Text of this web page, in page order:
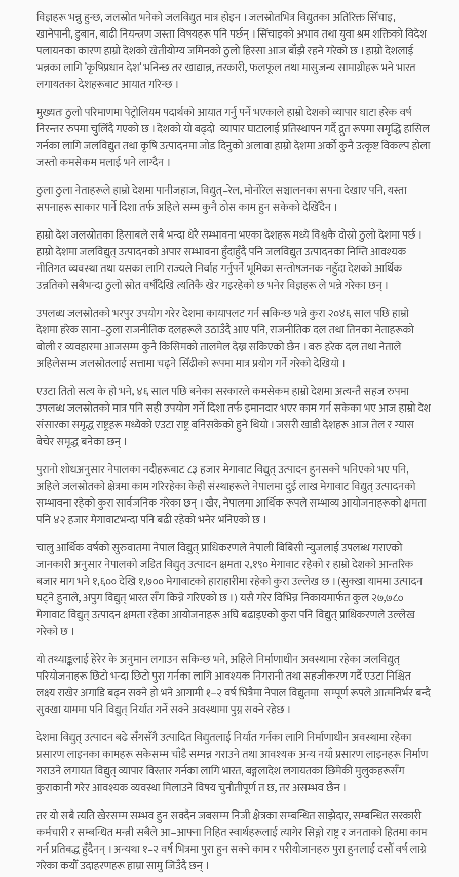
विज्ञहरू भन्नु हुन्छ, जलस्रोत भनेको जलविद्युत मात्र होइन । जलस्रोतभित्र विद्युतका अतिरिक्त सिँचाइ,
खानेपानी, डुबान, बाढी नियन्त्रण जस्ता विषयहरू पनि पर्छन् । सिँचाइको अभाव तथा युवा श्रम शक्तिको विदेश
पलायनका कारण हाम्रो देशको खेतीयोग्य जमिनको ठुलो हिस्सा आज बाँझै रहने गरेको छ । हाम्रो देशलाई
भन्नका लागि ’कृषिप्रधान देश’ भनिन्छ तर खाद्यान्न, तरकारी, फलफूल तथा मासुजन्य सामाग्रीहरू भने भारत
लगायतका देशहरूबाट आयात गरिन्छ ।
मुख्यतः ठुलो परिमाणमा पेट्रोलियम पदार्थको आयात गर्नु पर्ने भएकाले हाम्रो देशको व्यापार घाटा हरेक वर्ष
निरन्तर रुपमा चुलिँदै गएको छ । देशको यो बढ्दो व्यापार घाटालाई प्रतिस्थापन गर्दै द्रुत रूपमा समृद्धि हासिल
गर्नका लागि जलविद्युत तथा कृषि उत्पादनमा जोड दिनुको अलावा हाम्रो देशमा अर्को कुनै उत्कृष्ट विकल्प होला
जस्तो कमसेकम मलाई भने लाग्दैन ।
ठुला ठुला नेताहरूले हाम्रो देशमा पानीजहाज, विद्युत्–रेल, मोनोरेल सञ्चालनका सपना देखाए पनि, यस्ता
सपनाहरू साकार पार्ने दिशा तर्फ अहिले सम्म कुनै ठोस काम हुन सकेको देखिँदैन ।
हाम्रो देश जलस्रोतका हिसाबले सबै भन्दा धेरै सम्भावना भएका देशहरू मध्ये विश्वकै दोस्रो ठुलो देशमा पर्छ ।
हाम्रो देशमा जलविद्युत् उत्पादनको अपार सम्भावना हुँदाहुँदै पनि जलविद्युत उत्पादनका निम्ति आवश्यक
नीतिगत व्यवस्था तथा यसका लागि राज्यले निर्वाह गर्नुपर्ने भूमिका सन्तोषजनक नहुँदा देशको आर्थिक
उन्नतिको सबैभन्दा ठुलो स्रोत वर्षौँदेखि त्यतिकै खेर गइरहेको छ भनेर विज्ञहरू ले भन्ने गरेका छन् ।
उपलब्ध जलस्रोतको भरपुर उपयोग गरेर देशमा कायापलट गर्न सकिन्छ भन्ने कुरा २०४६ साल पछि हाम्रो
देशमा हरेक साना–ठुला राजनीतिक दलहरूले उठाउँदै आए पनि, राजनीतिक दल तथा तिनका नेताहरूको
बोली र व्यवहारमा आजसम्म कुनै किसिमको तालमेल देख्न सकिएको छैन । बरु हरेक दल तथा नेताले
अहिलेसम्म जलस्रोतलाई सत्तामा चढ्ने सिँढीको रूपमा मात्र प्रयोग गर्ने गरेको देखियो ।
एउटा तितो सत्य के हो भने, ४६ साल पछि बनेका सरकारले कमसेकम हाम्रो देशमा अत्यन्तै सहज रुपमा
उपलब्ध जलस्रोतको मात्र पनि सही उपयोग गर्ने दिशा तर्फ इमानदार भएर काम गर्न सकेका भए आज हाम्रो देश
संसारका समृद्ध राष्ट्रहरू मध्येको एउटा राष्ट्र बनिसकेको हुने थियो । जसरी खाडी देशहरू आज तेल र ग्यास
बेचेर समृद्ध बनेका छन् ।
पुरानो शोधअनुसार नेपालका नदीहरूबाट ८३ हजार मेगावाट विद्युत् उत्पादन हुनसक्ने भनिएको भए पनि,
अहिले जलस्रोतको क्षेत्रमा काम गरिरहेका केही संस्थाहरूले नेपालमा दुई लाख मेगावाट विद्युत् उत्पादनको
सम्भावना रहेको कुरा सार्वजनिक गरेका छन् । खैर, नेपालमा आर्थिक रूपले सम्भाव्य आयोजनाहरूको क्षमता
पनि ४२ हजार मेगावाटभन्दा पनि बढी रहेको भनेर भनिएको छ ।
चालु आर्थिक वर्षको सुरुवातमा नेपाल विद्युत् प्राधिकरणले नेपाली बिबिसी न्युजलाई उपलब्ध गराएको
जानकारी अनुसार नेपालको जडित विद्युत् उत्पादन क्षमता २,१९० मेगावाट रहेको र हाम्रो देशको आन्तरिक
बजार माग भने १,६०० देखि १,७०० मेगावाटको हाराहारीमा रहेको कुरा उल्लेख छ । (सुक्खा याममा उत्पादन
घट्ने हुनाले, अपुग विद्युत् भारत सँग किन्ने गरिएको छ ।) यसै गरेर विभिन्न निकायमार्फत कुल २७,७८०
मेगावाट विद्युत् उत्पादन क्षमता रहेका आयोजनाहरू अघि बढाइएको कुरा पनि विद्युत् प्राधिकरणले उल्लेख
गरेको छ ।
यो तथ्याङ्कलाई हेरेर के अनुमान लगाउन सकिन्छ भने, अहिले निर्माणाधीन अवस्थामा रहेका जलविद्युत्
परियोजनाहरू छिटो भन्दा छिटो पुरा गर्नका लागि आवश्यक निगरानी तथा सहजीकरण गर्दै एउटा निश्चित
लक्ष्य राखेर अगाडि बढ्न सक्ने हो भने आगामी १–२ वर्ष भित्रैमा नेपाल विद्युतमा सम्पूर्ण रूपले आत्मनिर्भर बन्दै
सुक्खा याममा पनि विद्युत् निर्यात गर्ने सक्ने अवस्थामा पुग्न सक्ने रहेछ ।
देशमा विद्युत् उत्पादन बढे सँगसँगै उत्पादित विद्युतलाई निर्यात गर्नका लागि निर्माणाधीन अवस्थामा रहेका
प्रसारण लाइनका कामहरू सकेसम्म चाँडै सम्पन्न गराउने तथा आवश्यक अन्य नयाँ प्रसारण लाइनहरू निर्माण
गराउने लगायत विद्युत् व्यापार विस्तार गर्नका लागि भारत, बङ्गलादेश लगायतका छिमेकी मुलुकहरूसँग
कुराकानी गरेर आवश्यक व्यवस्था मिलाउने विषय चुनौतीपूर्ण त छ, तर असम्भव छैन ।
तर यो सबै त्यति खेरसम्म सम्भव हुन सक्दैन जबसम्म निजी क्षेत्रका सम्बन्धित साझेदार, सम्बन्धित सरकारी
कर्मचारी र सम्बन्धित मन्त्री सबैले आ–आफ्ना निहित स्वार्थहरूलाई त्यागेर सिङ्गो राष्ट्र र जनताको हितमा काम
गर्न प्रतिबद्ध हुँदैनन् । अन्यथा १–२ वर्ष भित्रमा पुरा हुन सक्ने काम र परीयोजानहरु पुरा हुनलाई दसौँ वर्ष लाग्ने
गरेका कयौँ उदाहरणहरू हाम्रा सामु जिउँदै छन् ।